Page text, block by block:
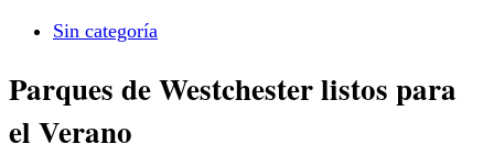
Sin categoría
Parques de Westchester listos para
el Verano